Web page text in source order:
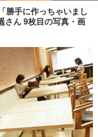
韓国・芸能
スポーツ
ブログ
勝手に作っちゃいまし
ん 9枚目の写真・画